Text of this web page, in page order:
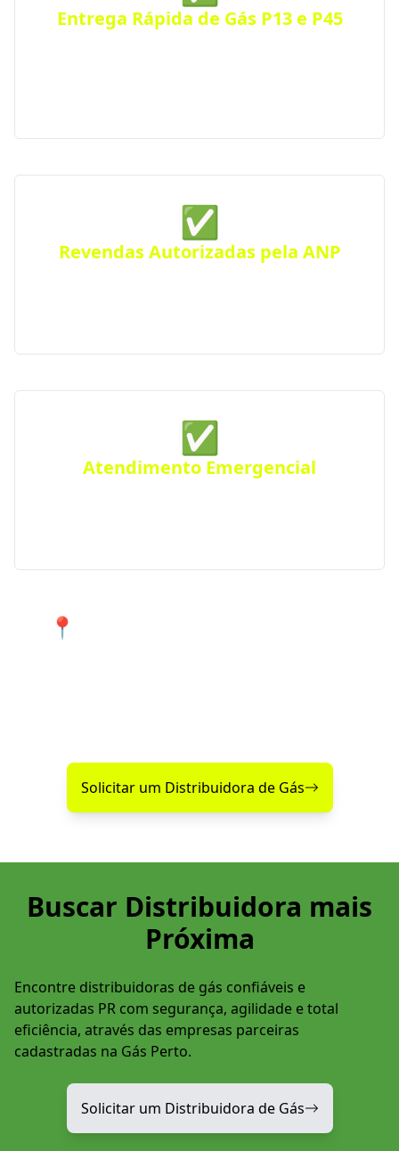
Entrega Rápida de Gás P13 e P45
✅
Revendas Autorizadas pela ANP
✅
Atendimento Emergencial
📍 Atendimento 24 horas nos
Solicitar um Distribuidora de Gás
Buscar Distribuidora mais
Próxima
Encontre distribuidoras de gás confiáveis e
autorizadas PR com segurança, agilidade e total
eficiência, através das empresas parceiras
cadastradas na Gás Perto.
Solicitar um Distribuidora de Gás